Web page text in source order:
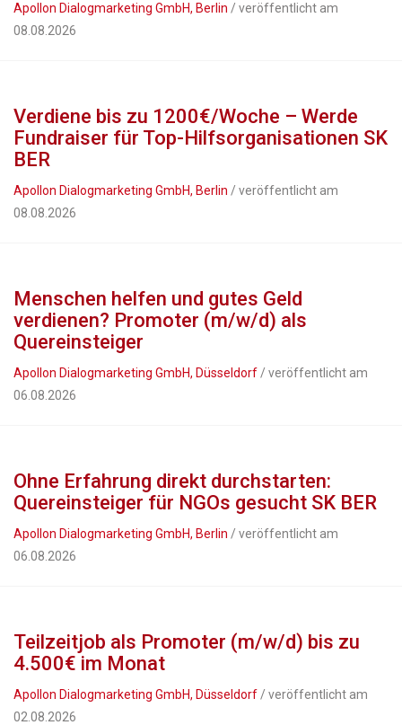
Apollon Dialogmarketing GmbH, Berlin / veröffentlicht am
08.08.2026
Verdiene bis zu 1200€/Woche – Werde
Fundraiser für Top-Hilfsorganisationen SK
BER
Apollon Dialogmarketing GmbH, Berlin / veröffentlicht am
08.08.2026
Menschen helfen und gutes Geld
verdienen? Promoter (m/w/d) als
Quereinsteiger
Apollon Dialogmarketing GmbH, Düsseldorf / veröffentlicht am
06.08.2026
Ohne Erfahrung direkt durchstarten:
Quereinsteiger für NGOs gesucht SK BER
Apollon Dialogmarketing GmbH, Berlin / veröffentlicht am
06.08.2026
Teilzeitjob als Promoter (m/w/d) bis zu
4.500€ im Monat
Apollon Dialogmarketing GmbH, Düsseldorf / veröffentlicht am
02.08.2026